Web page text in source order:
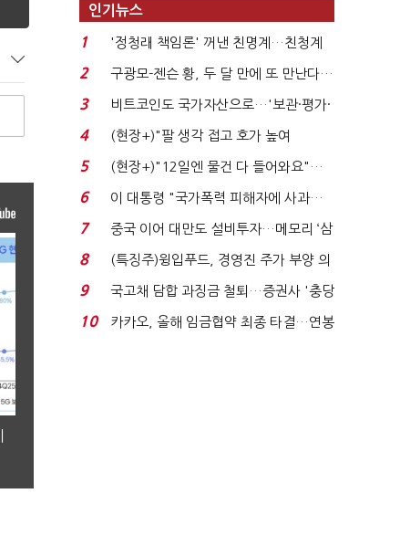
인기뉴스
1
'정청래 책임론' 꺼낸 친명계…친청계
는 추가투표 때리기...
2
구광모-젠슨 황, 두 달 만에 또 만난다…
로봇·AI 등 논...
3
비트코인도 국가자산으로…'보관·평가·
처분' 기준은 ...
4
(현장+)"팔 생각 접고 호가 높여
요"…'덜 똘똘한 한 채' 20...
5
(현장+)"12일엔 물건 다 들어와요"…
빈 매대 채우며 문 연 ...
6
이 대통령 "국가폭력 피해자에 사과…
적극적 조사로 진...
7
중국 이어 대만도 설비투자…메모리 ‘삼
국전쟁’
8
(특징주)윙입푸드, 경영진 주가 부양 의
지에 상한가...
9
국고채 담합 과징금 철퇴…증권사 '충당
금 폭탄' 우려...
10
카카오, 올해 임금협약 최종 타결…연봉